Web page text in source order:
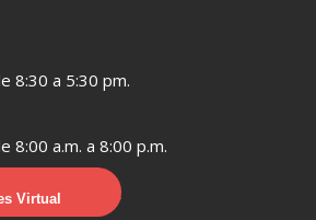
8:30 a 5:30 pm.
8:00 a.m. a 8:00 p.m.
Virtual